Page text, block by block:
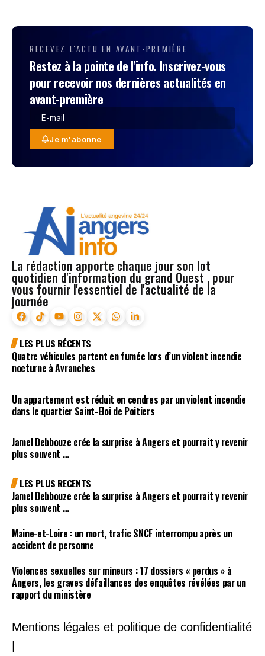
RECEVEZ L'ACTU EN AVANT-PREMIÈRE
Restez à la pointe de l'info. Inscrivez-vous
pour recevoir nos dernières actualités en
avant-première
Je m'abonne
La rédaction apporte chaque jour son lot
quotidien d'information du grand Ouest , pour
vous fournir l'essentiel de l'actualité de la
journée
LES PLUS RÉCENTS
Quatre véhicules partent en fumée lors d’un violent incendie
nocturne à Avranches
Un appartement est réduit en cendres par un violent incendie
dans le quartier Saint-Eloi de Poitiers
Jamel Debbouze crée la surprise à Angers et pourrait y revenir
plus souvent …
LES PLUS RECENTS
Jamel Debbouze crée la surprise à Angers et pourrait y revenir
plus souvent …
Maine-et-Loire : un mort, trafic SNCF interrompu après un
accident de personne
Violences sexuelles sur mineurs : 17 dossiers « perdus » à
Angers, les graves défaillances des enquêtes révélées par un
rapport du ministère
Mentions légales et politique de confidentialité